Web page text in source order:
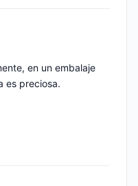
en un embalaje
es preciosa.